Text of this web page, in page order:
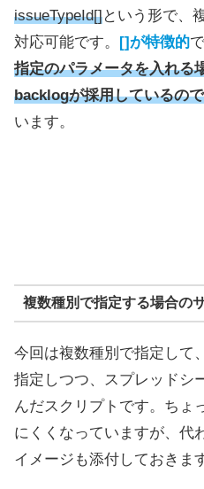
issueTypeId[]という形で、
対応可能です。 []が特徴的
指定のパラメータを入れる
backlogが採用しているの
います。
複数種別で指定する場合の
今回は複数種別で指定して
指定しつつ、スプレッドシ
んだスクリプトです。ちょ
にくくなっていますが、代
イメージも添付しておきま